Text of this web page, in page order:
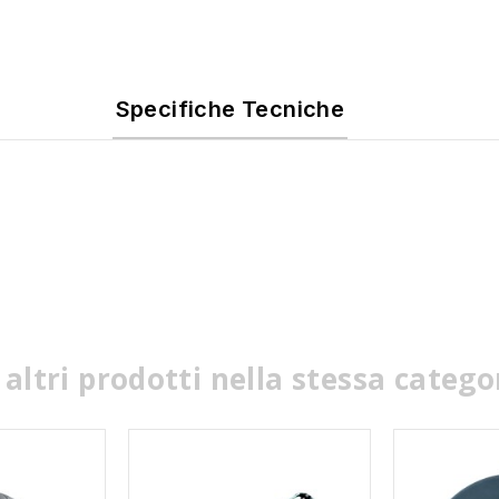
Specifiche Tecniche
altri prodotti nella stessa